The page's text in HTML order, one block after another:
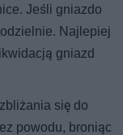
Jeśli gniazdo
Najlepiej
gniazd
się do
powodu, broniąc